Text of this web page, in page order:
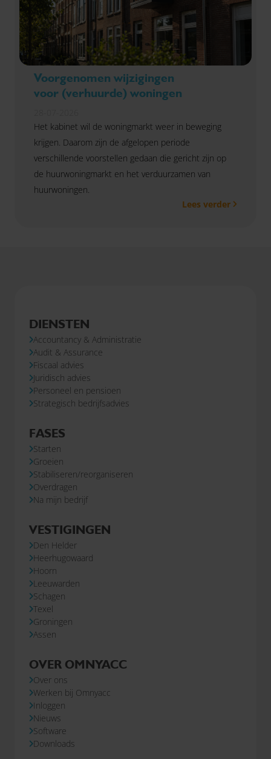
Voorgenomen wijzigingen
voor (verhuurde) woningen
Het kabinet wil de woningmarkt weer in beweging
krijgen. Daarom zijn de afgelopen periode
verschillende voorstellen gedaan die gericht zijn op
de huurwoningmarkt en het verduurzamen van
huurwoningen.
Lees verder
DIENSTEN
Accountancy & Administratie
Audit & Assurance
Fiscaal advies
Juridisch advies
Personeel en pensioen
Strategisch bedrijfsadvies
FASES
Starten
Groeien
Stabiliseren/reorganiseren
Overdragen
Na mijn bedrijf
VESTIGINGEN
Den Helder
Heerhugowaard
Hoorn
Leeuwarden
Schagen
Texel
Groningen
Assen
OVER OMNYACC
Over ons
Werken bij Omnyacc
Inloggen
Nieuws
Software
Downloads